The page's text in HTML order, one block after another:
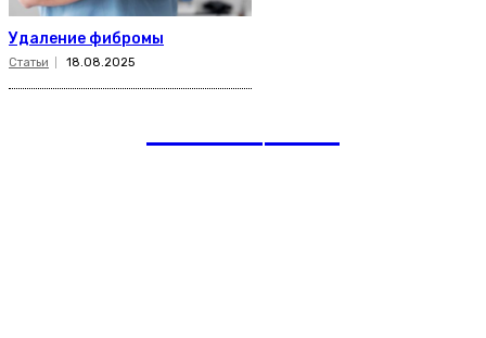
Удаление фибромы
Статьи 18.08.2025